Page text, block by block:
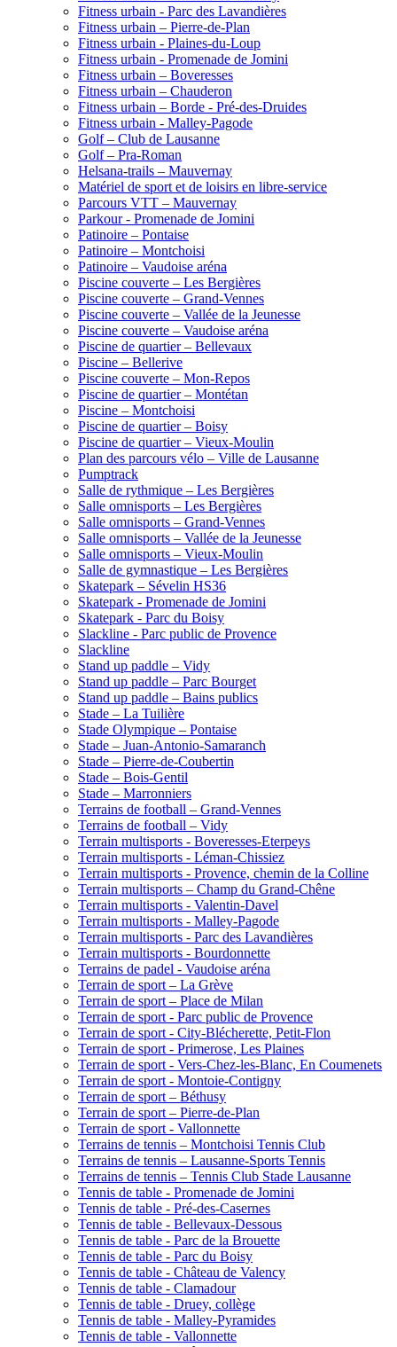
Fitness urbain - Parc des Lavandières
Fitness urbain – Pierre-de-Plan
Fitness urbain - Plaines-du-Loup
Fitness urbain - Promenade de Jomini
Fitness urbain – Boveresses
Fitness urbain – Chauderon
Fitness urbain – Borde - Pré-des-Druides
Fitness urbain - Malley-Pagode
Golf – Club de Lausanne
Golf – Pra-Roman
Helsana-trails – Mauvernay
Matériel de sport et de loisirs en libre-service
Parcours VTT – Mauvernay
Parkour - Promenade de Jomini
Patinoire – Pontaise
Patinoire – Montchoisi
Patinoire – Vaudoise aréna
Piscine couverte – Les Bergières
Piscine couverte – Grand-Vennes
Piscine couverte – Vallée de la Jeunesse
Piscine couverte – Vaudoise aréna
Piscine de quartier – Bellevaux
Piscine – Bellerive
Piscine couverte – Mon-Repos
Piscine de quartier – Montétan
Piscine – Montchoisi
Piscine de quartier – Boisy
Piscine de quartier – Vieux-Moulin
Plan des parcours vélo – Ville de Lausanne
Pumptrack
Salle de rythmique – Les Bergières
Salle omnisports – Les Bergières
Salle omnisports – Grand-Vennes
Salle omnisports – Vallée de la Jeunesse
Salle omnisports – Vieux-Moulin
Salle de gymnastique – Les Bergières
Skatepark – Sévelin HS36
Skatepark - Promenade de Jomini
Skatepark - Parc du Boisy
Slackline - Parc public de Provence
Slackline
Stand up paddle – Vidy
Stand up paddle – Parc Bourget
Stand up paddle – Bains publics
Stade – La Tuilière
Stade Olympique – Pontaise
Stade – Juan-Antonio-Samaranch
Stade – Pierre-de-Coubertin
Stade – Bois-Gentil
Stade – Marronniers
Terrains de football – Grand-Vennes
Terrains de football – Vidy
Terrain multisports - Boveresses-Eterpeys
Terrain multisports - Léman-Chissiez
Terrain multisports - Provence, chemin de la Colline
Terrain multisports – Champ du Grand-Chêne
Terrain multisports - Valentin-Davel
Terrain multisports - Malley-Pagode
Terrain multisports - Parc des Lavandières
Terrain multisports - Bourdonnette
Terrains de padel - Vaudoise aréna
Terrain de sport – La Grève
Terrain de sport – Place de Milan
Terrain de sport - Parc public de Provence
Terrain de sport - City-Blécherette, Petit-Flon
Terrain de sport - Primerose, Les Plaines
Terrain de sport - Vers-Chez-les-Blanc, En Coumenets
Terrain de sport - Montoie-Contigny
Terrain de sport – Béthusy
Terrain de sport – Pierre-de-Plan
Terrain de sport - Vallonnette
Terrains de tennis – Montchoisi Tennis Club
Terrains de tennis – Lausanne-Sports Tennis
Terrains de tennis – Tennis Club Stade Lausanne
Tennis de table - Promenade de Jomini
Tennis de table - Pré-des-Casernes
Tennis de table - Bellevaux-Dessous
Tennis de table - Parc de la Brouette
Tennis de table - Parc du Boisy
Tennis de table - Château de Valency
Tennis de table - Clamadour
Tennis de table - Druey, collège
Tennis de table - Malley-Pyramides
Tennis de table - Vallonnette